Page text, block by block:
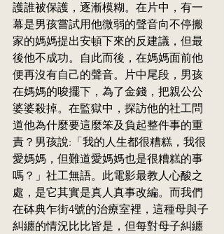
護誰被保護，逐漸模糊。在片中，有一
幕是男孩嘗試用他微弱的聲音向不停搬
家的媽媽提出安頓下來的反建議，但最
後他不成功。自此而後，在媽媽面前他
便再沒有自己的聲音。片中尾段，男孩
在媽媽的唆擺下，為了金錢，把親公公
婆婆殺掉。在監獄中，探訪他的社工問
道他為什麼要這麼笨及負起整件事的重
責？男孩說:「我的人生都很糟糕，我很
愛媽媽，但難道愛媽媽也是很糟糕的事
嗎？」社工無語。此電影最教人心酸之
處，是它其實是真人真事改編。而我們
在砵典乍街4號的治療室裡，這種母與子
糾纏的情況比比皆是，但每對母子糾纏